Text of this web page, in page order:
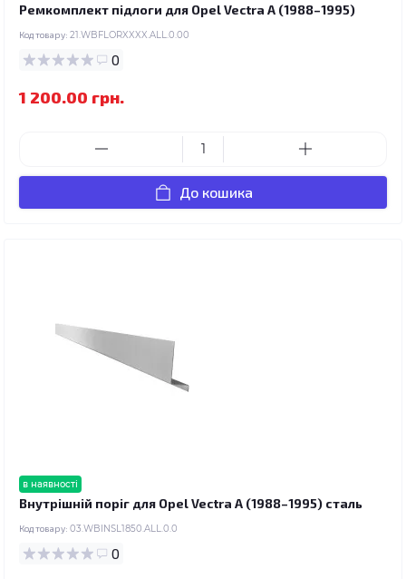
Ремкомплект підлоги для Opel Vectra A (1988–1995)
Код товару: 21.WBFLORXXXX.ALL.0.00
0
1 200.00 грн.
До кошика
в наявності
Внутрішній поріг для Opel Vectra A (1988–1995) сталь
Код товару: 03.WBINSL1850.ALL.0.0
0